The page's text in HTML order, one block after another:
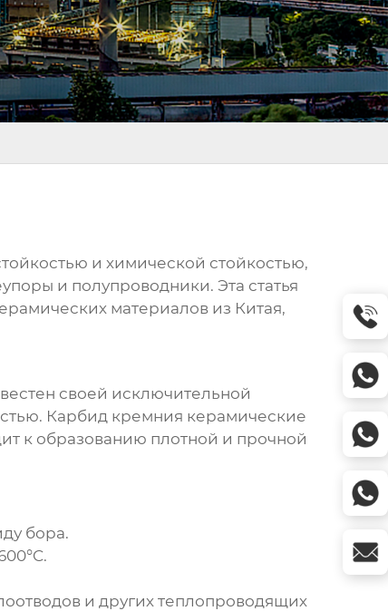
и химической стойкостью,
и полупроводники. Эта статья
материалов из Китая,
своей исключительной
Карбид кремния керамические
к образованию плотной и прочной
бора.
и других теплопроводящих